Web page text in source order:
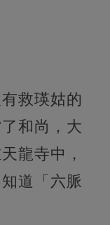
救瑛姑的
和尚，大
龍寺中，
道「六脈